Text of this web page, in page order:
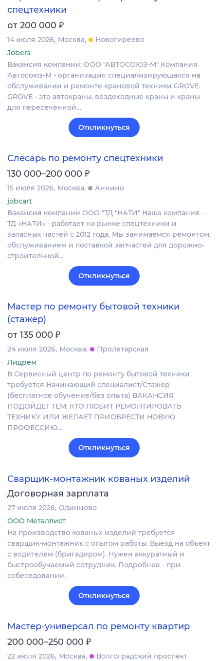
спецтехники
от 200 000 ₽
14 июля 2026 Москва
Новогиреево
Jobers
Вакансия компании: ООО "АВТОСОЮЗ-М" Компания
Автосоюз-М - организация специализирующаяся на
обслуживании и ремонте крановой техники GROVE.
GROVE - это автокраны, вездеходные краны и краны
для пересеченной…
Откликнуться
Слесарь по ремонту спецтехники
130 000–200 000 ₽
15 июля 2026 Москва
Аннино
jobcart
Вакансия компании ООО "ТД "НАТИ" Наша компания -
ТД «НАТИ» - работает на рынке спецтехники и
запасных частей с 2012 года. Мы занимаемся ремонтом,
обслуживанием и поставкой запчастей для дорожно-
строительной…
Откликнуться
Мастер по ремонту бытовой техники
(стажер)
от 135 000 ₽
24 июля 2026 Москва
Пролетарская
Лидрем
В Сервисный центр по ремонту бытовой техники
требуется Начинающий специалист/Стажер
(бесплатное обучение/без опыта) ВАКАНСИЯ
ПОДОЙДЕТ ТЕМ, КТО ЛЮБИТ РЕМОНТИРОВАТЬ
ТЕХНИКУ ИЛИ ЖЕЛАЕТ ПРИОБРЕСТИ НОВУЮ
ПРОФЕССИЮ…
Откликнуться
Сварщик-монтажник кованых изделий
Договорная зарплата
27 июля 2026 Одинцово
ООО Металлист
На производство кованых изделий требуется
сварщик-монтажник с опытом работы. Выезд на объект
с водителем (бригадиром). Нужен аккуратный и
быстрообучаемый сотрудник. Подробнее - при
собеседовании.
Откликнуться
Мастер-универсал по ремонту квартир
200 000–250 000 ₽
22 июля 2026 Москва
Волгоградский проспект